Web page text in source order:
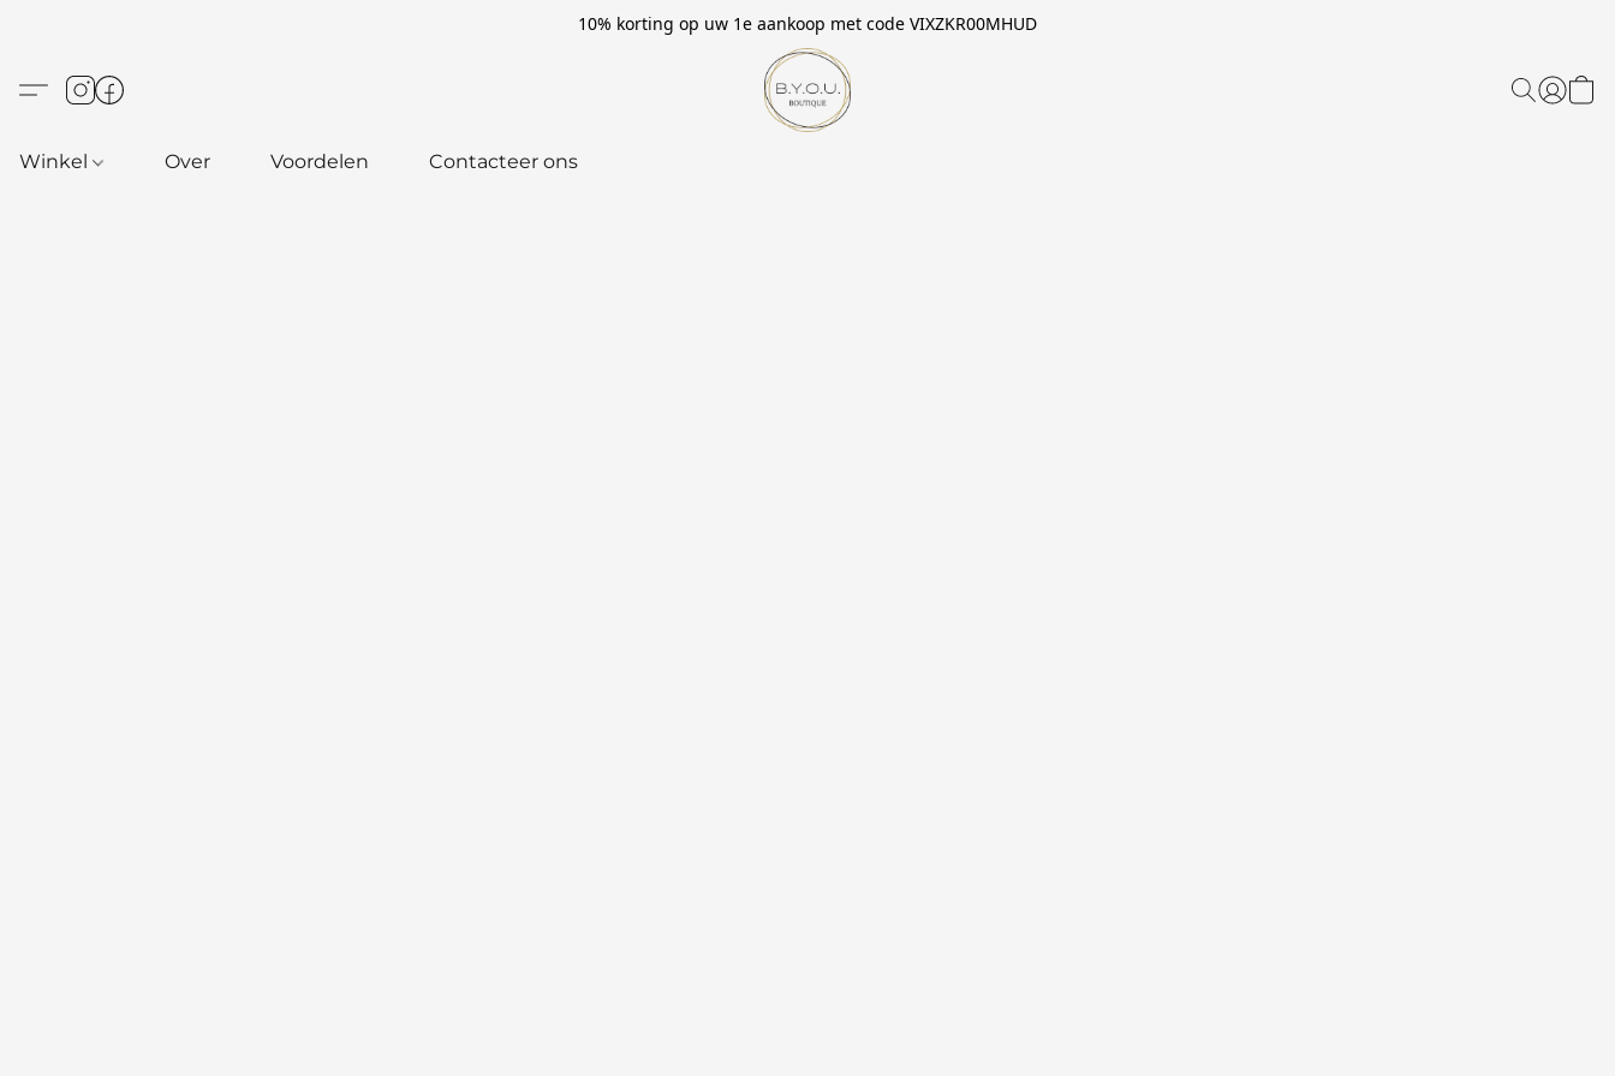
10% korting op uw 1e aankoop met code VIXZKR00MHUD
Winkel Over Voordelen Contacteer ons